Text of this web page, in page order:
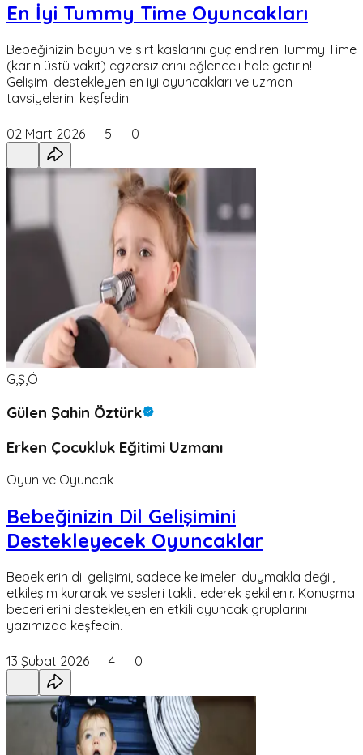
En İyi Tummy Time Oyuncakları
Bebeğinizin boyun ve sırt kaslarını güçlendiren Tummy Time
(karın üstü vakit) egzersizlerini eğlenceli hale getirin!
Gelişimi destekleyen en iyi oyuncakları ve uzman
tavsiyelerini keşfedin.
02 Mart 2026 5 0
G,Ş,Ö
Gülen Şahin Öztürk
Erken Çocukluk Eğitimi Uzmanı
Oyun ve Oyuncak
Bebeğinizin Dil Gelişimini
Destekleyecek Oyuncaklar
Bebeklerin dil gelişimi, sadece kelimeleri duymakla değil,
etkileşim kurarak ve sesleri taklit ederek şekillenir. Konuşma
becerilerini destekleyen en etkili oyuncak gruplarını
yazımızda keşfedin.
13 Şubat 2026 4 0